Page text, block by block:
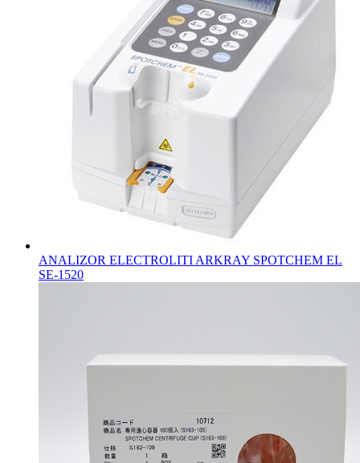
ANALIZOR ELECTROLITI ARKRAY SPOTCHEM EL
SE-1520